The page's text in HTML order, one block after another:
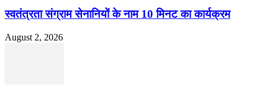
स्वतंत्रता संग्राम सेनानियों के नाम 10 मिनट का कार्यक्रम
August 2, 2026